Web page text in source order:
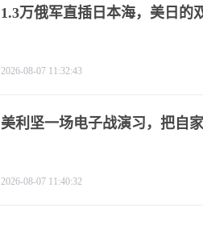
1.3万俄军直插日本海，美日的
2026-08-07 11:32:43
美利坚一场电子战演习，把自
2026-08-07 11:40:32